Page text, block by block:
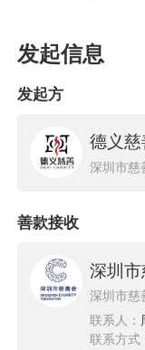
植皮手术目前
发起信息
发起方
德义慈
深圳市慈
善款接收
深圳
深圳市慈
联系人：
联系方式